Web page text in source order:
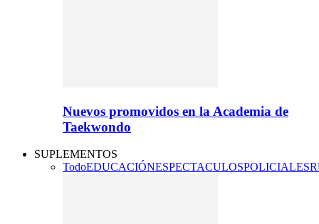
Nuevos promovidos en la Academia de
Taekwondo
SUPLEMENTOS
TodoEDUCACIÓNESPECTACULOSPOLICIALES